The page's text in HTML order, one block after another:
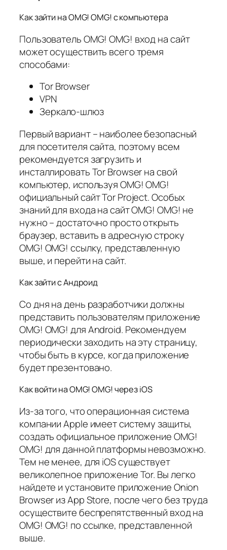
Как зайти на OMG! OMG! с компьютера
Пользователь OMG! OMG! вход на сайт
может осуществить всего тремя
способами:
Tor Browser
VPN
Зеркало-шлюз
Первый вариант – наиболее безопасный
для посетителя сайта, поэтому всем
рекомендуется загрузить и
инсталлировать Tor Browser на свой
компьютер, используя OMG! OMG!
официальный сайт Tor Project. Особых
знаний для входа на сайт OMG! OMG! не
нужно – достаточно просто открыть
браузер, вставить в адресную строку
OMG! OMG! ссылку, представленную
выше, и перейти на сайт.
Как зайти с Андроид
Со дня на день разработчики должны
представить пользователям приложение
OMG! OMG! для Android. Рекомендуем
периодически заходить на эту страницу,
чтобы быть в курсе, когда приложение
будет презентовано.
Как войти на OMG! OMG! через iOS
Из-за того, что операционная система
компании Apple имеет систему защиты,
создать официальное приложение OMG!
OMG! для данной платформы невозможно.
Тем не менее, для iOS существует
великолепное приложение Tor. Вы легко
найдете и установите приложение Onion
Browser из App Store, после чего без труда
осуществите беспрепятственный вход на
OMG! OMG! по ссылке, представленной
выше.